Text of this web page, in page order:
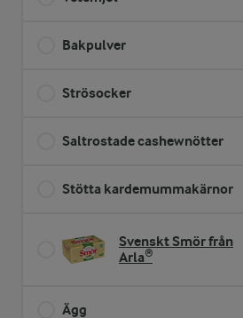
Bakpulver
Strösocker
Saltrostade cashewnötter
Stötta kardemummakärnor
Svenskt Smör från
Arla®
Ägg